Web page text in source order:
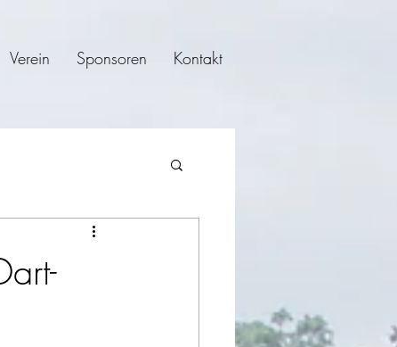
Verein Sponsoren Kontakt